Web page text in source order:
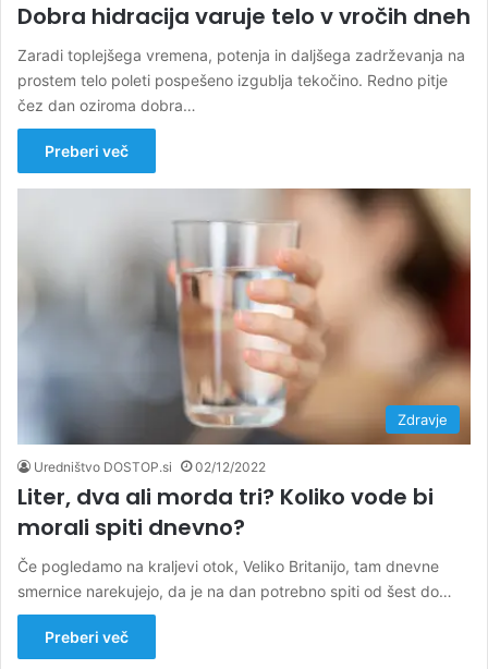
Dobra hidracija varuje telo v vročih dneh
Zaradi toplejšega vremena, potenja in daljšega zadrževanja na
prostem telo poleti pospešeno izgublja tekočino. Redno pitje
čez dan oziroma dobra…
Preberi več
Zdravje
Uredništvo DOSTOP.si 02/12/2022
Liter, dva ali morda tri? Koliko vode bi
morali spiti dnevno?
Če pogledamo na kraljevi otok, Veliko Britanijo, tam dnevne
smernice narekujejo, da je na dan potrebno spiti od šest do…
Preberi več